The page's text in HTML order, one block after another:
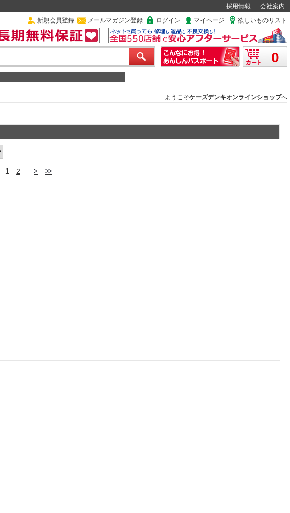
採用情報
会社案内
新規会員登録 メールマガジン登録 ログイン マイページ 欲しいものリスト
0
ようこそケーズデンキオンラインショップへ
1 2